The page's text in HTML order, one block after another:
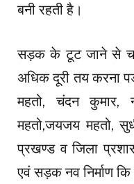
बनी रहती है।
सड़क के टूट जाने से
अधिक दूरी तय करना
महतो, चंदन कुमार,
महतो,जयजय महतो,
प्रखण्ड व जिला
एवं सड़क नव निर्माण कि